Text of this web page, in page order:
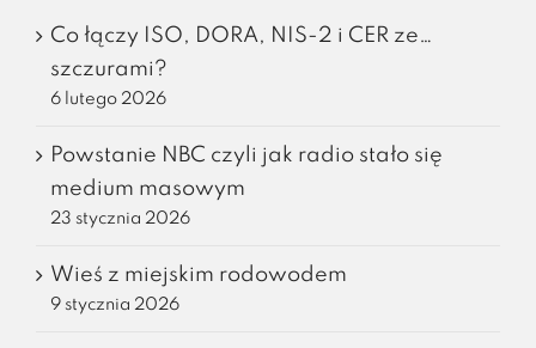
Co łączy ISO, DORA, NIS-2 i CER ze…
szczurami?
6 lutego 2026
Powstanie NBC czyli jak radio stało się
medium masowym
23 stycznia 2026
Wieś z miejskim rodowodem
9 stycznia 2026